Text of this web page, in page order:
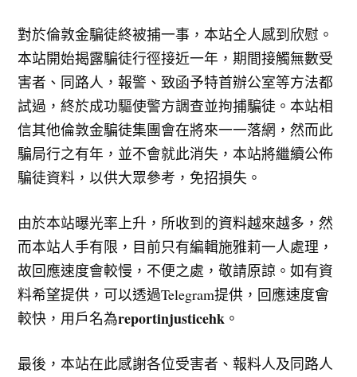
對於倫敦金騙徒終被捕一事，本站仝人感到欣慰。
本站開始揭露騙徒行徑接近一年，期間接觸無數受
害者、同路人，報警、致函予特首辦公室等方法都
試過，終於成功驅使警方調查並拘捕騙徒。本站相
信其他倫敦金騙徒集團會在將來一一落網，然而此
騙局行之有年，並不會就此消失，本站將繼續公佈
騙徒資料，以供大眾參考，免招損失。
由於本站曝光率上升，所收到的資料越來越多，然
而本站人手有限，目前只有編輯施雅莉一人處理，
故回應速度會較慢，不便之處，敬請原諒。如有資
料希望提供，可以透過Telegram提供，回應速度會
較快，用戶名為reportinjusticehk 。
最後，本站在此感謝各位受害者、報料人及同路人